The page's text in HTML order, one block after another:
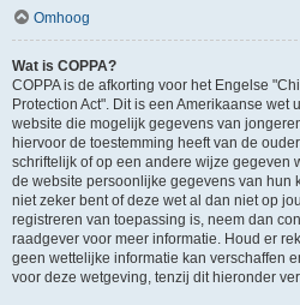
Omhoog
Wat is COPPA?
COPPA is de afkorting voor het Engelse
Protection Act". Dit is een Amerikaanse wet
website die mogelijk gegevens van
hiervoor de toestemming heeft van de
schriftelijk of op een andere wijze gegeven
de website persoonlijke gegevens van hun
niet zeker bent of deze wet al dan niet op
registreren van toepassing is, neem dan
raadgever voor meer informatie. Houd er
geen wettelijke informatie kan verschaffen
voor deze wetgeving, tenzij dit hieronder